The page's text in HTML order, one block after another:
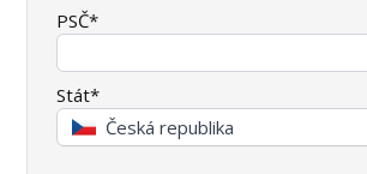
PSČ*
Stát*
Česká republika